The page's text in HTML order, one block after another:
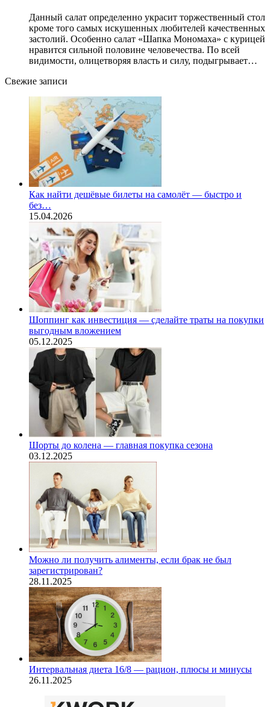
Данный салат определенно украсит торжественный стол
кроме того самых искушенных любителей качественных
застолий. Особенно салат «Шапка Мономаха» с курицей
нравится сильной половине человечества. По всей
видимости, олицетворяя власть и силу, подыгрывает…
Свежие записи
Как найти дешёвые билеты на самолёт — быстро и
без…
15.04.2026
Шоппинг как инвестиция — сделайте траты на покупки
выгодным вложением
05.12.2025
Шорты до колена — главная покупка сезона
03.12.2025
Можно ли получить алименты, если брак не был
зарегистрирован?
28.11.2025
Интервальная диета 16/8 — рацион, плюсы и минусы
26.11.2025